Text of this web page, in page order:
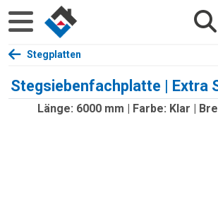
Stegplatten
Stegsiebenfachplatte | Extra
Länge: 6000 mm | Farbe: Klar |